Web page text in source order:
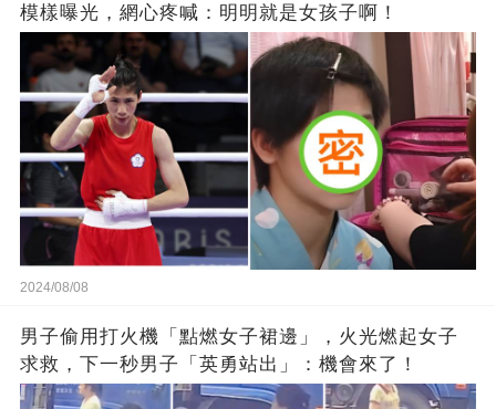
模樣曝光，網心疼喊：明明就是女孩子啊！
2024/08/08
男子偷用打火機「點燃女子裙邊」，火光燃起女子
求救，下一秒男子「英勇站出」：機會來了！